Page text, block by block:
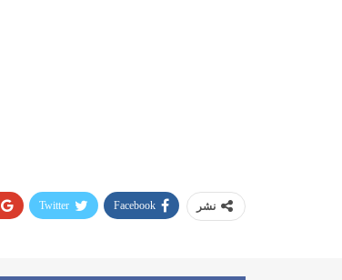
نشر Facebook
Twitter